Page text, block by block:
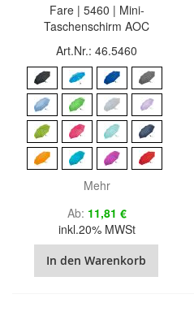
Fare | 5460 | Mini-
Taschenschirm AOC
Art.Nr.: 46.5460
Mehr
Ab 11,81 €
inkl.20% MWSt
In den Warenkorb